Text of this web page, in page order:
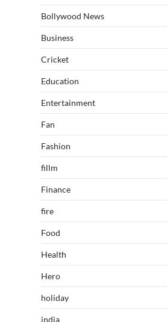
Bollywood News
Business
Cricket
Education
Entertainment
Fan
Fashion
fillm
Finance
fire
Food
Health
Hero
holiday
india